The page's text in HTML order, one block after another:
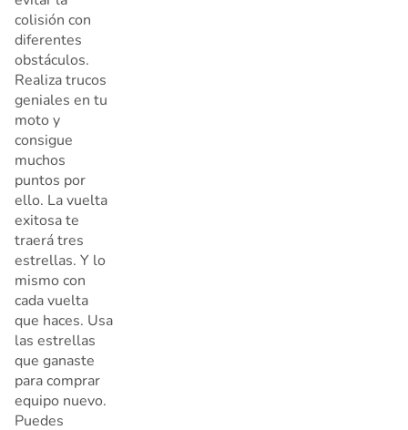
colisión con
diferentes
obstáculos.
Realiza trucos
geniales en tu
moto y
consigue
muchos
puntos por
ello. La vuelta
exitosa te
traerá tres
estrellas. Y lo
mismo con
cada vuelta
que haces. Usa
las estrellas
que ganaste
para comprar
equipo nuevo.
Puedes